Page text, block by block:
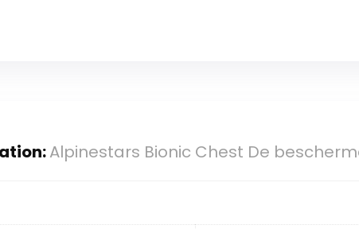
Alpinestars Bionic Chest De